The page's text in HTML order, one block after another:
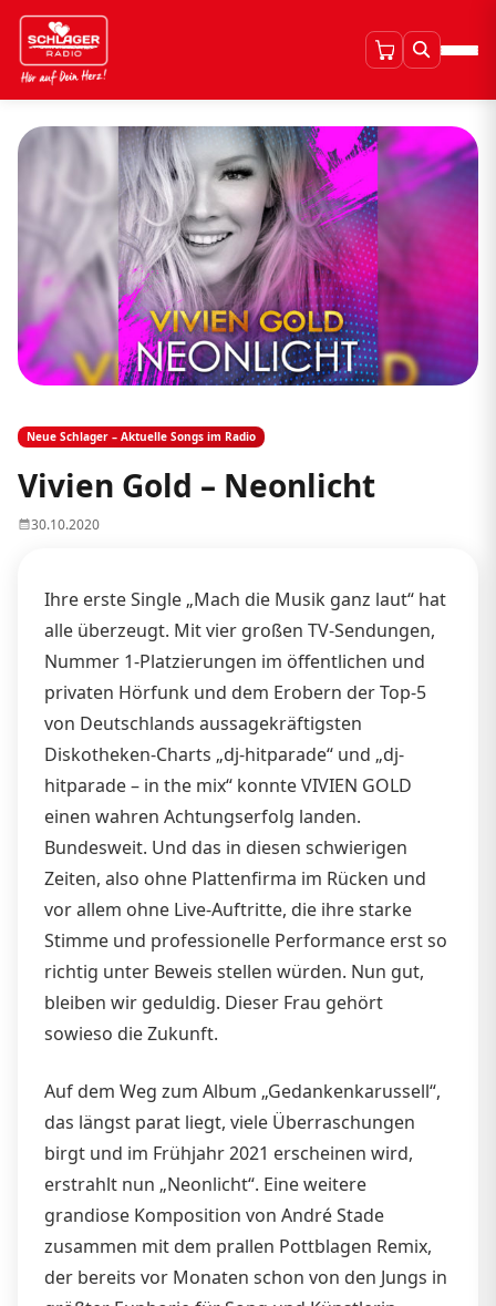
Neue Schlager – Aktuelle Songs im Radio
Vivien Gold – Neonlicht
30.10.2020
Ihre erste Single „Mach die Musik ganz laut“ hat
alle überzeugt. Mit vier großen TV-Sendungen,
Nummer 1-Platzierungen im öffentlichen und
privaten Hörfunk und dem Erobern der Top-5
von Deutschlands aussagekräftigsten
Diskotheken-Charts „dj-hitparade“ und „dj-
hitparade – in the mix“ konnte VIVIEN GOLD
einen wahren Achtungserfolg landen.
Bundesweit. Und das in diesen schwierigen
Zeiten, also ohne Plattenfirma im Rücken und
vor allem ohne Live-Auftritte, die ihre starke
Stimme und professionelle Performance erst so
richtig unter Beweis stellen würden. Nun gut,
bleiben wir geduldig. Dieser Frau gehört
sowieso die Zukunft.
Auf dem Weg zum Album „Gedankenkarussell“,
das längst parat liegt, viele Überraschungen
birgt und im Frühjahr 2021 erscheinen wird,
erstrahlt nun „Neonlicht“. Eine weitere
grandiose Komposition von André Stade
zusammen mit dem prallen Pottblagen Remix,
der bereits vor Monaten schon von den Jungs in